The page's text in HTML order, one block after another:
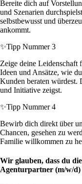
Bereite dich auf
und Szenarien
selbstbewusst und
ankommt.
✨Tipp Nummer 3
Zeige deine Leidenschaft
Ideen und Ansätze, wie
Kunden beraten würdest.
und Initiative zeigst.
✨Tipp Nummer 4
Bewirb dich direkt über
Chancen, gesehen zu
Familie willkommen zu
Wir glauben, dass du
Agenturpartner (m/w/d)